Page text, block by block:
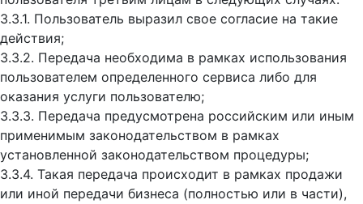
3.3.1. Пользователь выразил свое согласие на такие
действия;
3.3.2. Передача необходима в рамках использования
пользователем определенного сервиса либо для
оказания услуги пользователю;
3.3.3. Передача предусмотрена российским или иным
применимым законодательством в рамках
установленной законодательством процедуры;
3.3.4. Такая передача происходит в рамках продажи
или иной передачи бизнеса (полностью или в части),